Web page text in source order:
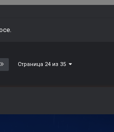
Страница 24 из 35